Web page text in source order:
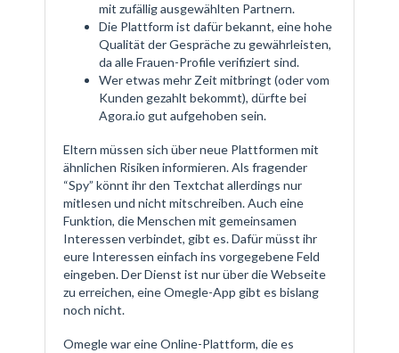
mit zufällig ausgewählten Partnern.
Die Plattform ist dafür bekannt, eine hohe
Qualität der Gespräche zu gewährleisten,
da alle Frauen-Profile verifiziert sind.
Wer etwas mehr Zeit mitbringt (oder vom
Kunden gezahlt bekommt), dürfte bei
Agora.io gut aufgehoben sein.
Eltern müssen sich über neue Plattformen mit
ähnlichen Risiken informieren. Als fragender
“Spy” könnt ihr den Textchat allerdings nur
mitlesen und nicht mitschreiben. Auch eine
Funktion, die Menschen mit gemeinsamen
Interessen verbindet, gibt es. Dafür müsst ihr
eure Interessen einfach ins vorgegebene Feld
eingeben. Der Dienst ist nur über die Webseite
zu erreichen, eine Omegle-App gibt es bislang
noch nicht.
Omegle war eine Online-Plattform, die es